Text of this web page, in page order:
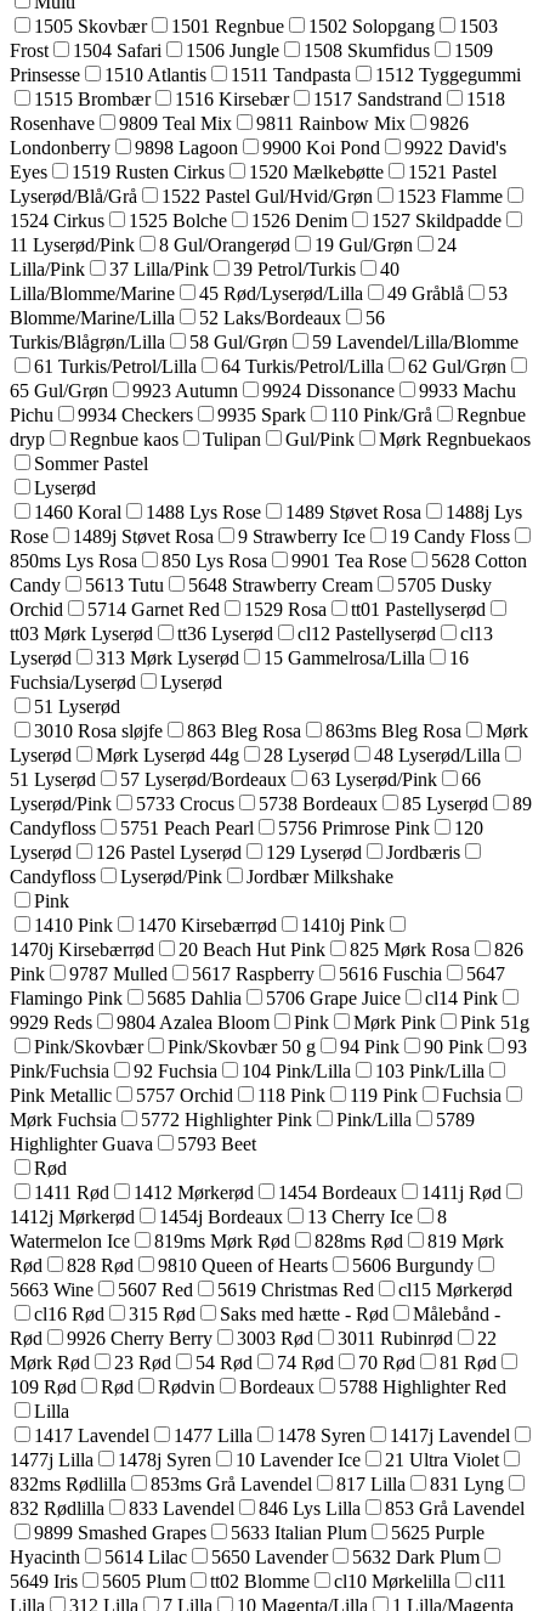
1505 Skovbær
1501 Regnbue 1502 Solopgang
1503
Frost
1504 Safari 1506 Jungle 1508 Skumfidus
1509
Prinsesse
1510 Atlantis 1511 Tandpasta
1512 Tyggegummi
1515 Brombær
1516 Kirsebær 1517 Sandstrand
1518
Rosenhave
9809 Teal Mix 9811 Rainbow Mix
9826
Londonberry
9898 Lagoon 9900 Koi Pond
9922 David's
Eyes
1519 Rusten Cirkus 1520 Mælkebøtte
1521 Pastel
Lyserød/Blå/Grå
1522 Pastel Gul/Hvid/Grøn
1523 Flamme
1524 Cirkus
1525 Bolche 1526 Denim
1527 Skildpadde
11 Lyserød/Pink
8 Gul/Orangerød 19 Gul/Grøn
24
Lilla/Pink
37 Lilla/Pink 39 Petrol/Turkis
40
Lilla/Blomme/Marine
45 Rød/Lyserød/Lilla 49 Gråblå
53
Blomme/Marine/Lilla
52 Laks/Bordeaux
56
Turkis/Blågrøn/Lilla
58 Gul/Grøn
59 Lavendel/Lilla/Blomme
61 Turkis/Petrol/Lilla
64 Turkis/Petrol/Lilla
62 Gul/Grøn
65 Gul/Grøn
9923 Autumn 9924 Dissonance
9933 Machu
Pichu
9934 Checkers 9935 Spark 110 Pink/Grå
Regnbue
dryp
Regnbue kaos Tulipan Gul/Pink
Mørk Regnbuekaos
Sommer Pastel
Lyserød
1460 Koral
1488 Lys Rose 1489 Støvet Rosa
1488j Lys
Rose
1489j Støvet Rosa 9 Strawberry Ice
19 Candy Floss
850ms Lys Rosa
850 Lys Rosa 9901 Tea Rose
5628 Cotton
Candy
5613 Tutu 5648 Strawberry Cream
5705 Dusky
Orchid
5714 Garnet Red 1529 Rosa
tt01 Pastellyserød
tt03 Mørk Lyserød
tt36 Lyserød cl12 Pastellyserød
cl13
Lyserød
313 Mørk Lyserød 15 Gammelrosa/Lilla
16
Fuchsia/Lyserød
Lyserød
51 Lyserød
3010 Rosa sløjfe
863 Bleg Rosa 863ms Bleg Rosa
Mørk
Lyserød
Mørk Lyserød 44g 28 Lyserød
48 Lyserød/Lilla
51 Lyserød
57 Lyserød/Bordeaux 63 Lyserød/Pink
66
Lyserød/Pink
5733 Crocus 5738 Bordeaux 85 Lyserød
89
Candyfloss
5751 Peach Pearl 5756 Primrose Pink
120
Lyserød
126 Pastel Lyserød 129 Lyserød
Jordbæris
Candyfloss
Lyserød/Pink
Jordbær Milkshake
Pink
1410 Pink
1470 Kirsebærrød
1410j Pink
1470j Kirsebærrød
20 Beach Hut Pink 825 Mørk Rosa
826
Pink
9787 Mulled 5617 Raspberry 5616 Fuschia
5647
Flamingo Pink
5685 Dahlia 5706 Grape Juice
cl14 Pink
9929 Reds
9804 Azalea Bloom Pink Mørk Pink
Pink 51g
Pink/Skovbær
Pink/Skovbær 50 g 94 Pink 90 Pink
93
Pink/Fuchsia
92 Fuchsia 104 Pink/Lilla
103 Pink/Lilla
Pink Metallic
5757 Orchid 118 Pink 119 Pink
Fuchsia
Mørk Fuchsia
5772 Highlighter Pink Pink/Lilla
5789
Highlighter Guava
5793 Beet
Rød
1411 Rød
1412 Mørkerød 1454 Bordeaux
1411j Rød
1412j Mørkerød
1454j Bordeaux 13 Cherry Ice
8
Watermelon Ice
819ms Mørk Rød 828ms Rød
819 Mørk
Rød
828 Rød 9810 Queen of Hearts
5606 Burgundy
5663 Wine
5607 Red 5619 Christmas Red
cl15 Mørkerød
cl16 Rød
315 Rød Saks med hætte - Rød
Målebånd -
Rød
9926 Cherry Berry 3003 Rød 3011 Rubinrød
22
Mørk Rød
23 Rød 54 Rød 74 Rød 70 Rød
81 Rød
109 Rød
Rød Rødvin Bordeaux
5788 Highlighter Red
Lilla
1417 Lavendel
1477 Lilla 1478 Syren
1417j Lavendel
1477j Lilla
1478j Syren 10 Lavender Ice
21 Ultra Violet
832ms Rødlilla
853ms Grå Lavendel 817 Lilla
831 Lyng
832 Rødlilla
833 Lavendel 846 Lys Lilla
853 Grå Lavendel
9899 Smashed Grapes
5633 Italian Plum
5625 Purple
Hyacinth
5614 Lilac 5650 Lavender
5632 Dark Plum
5649 Iris
5605 Plum tt02 Blomme cl10 Mørkelilla
cl11
Lilla
312 Lilla 7 Lilla 10 Magenta/Lilla 1 Lilla/Magenta